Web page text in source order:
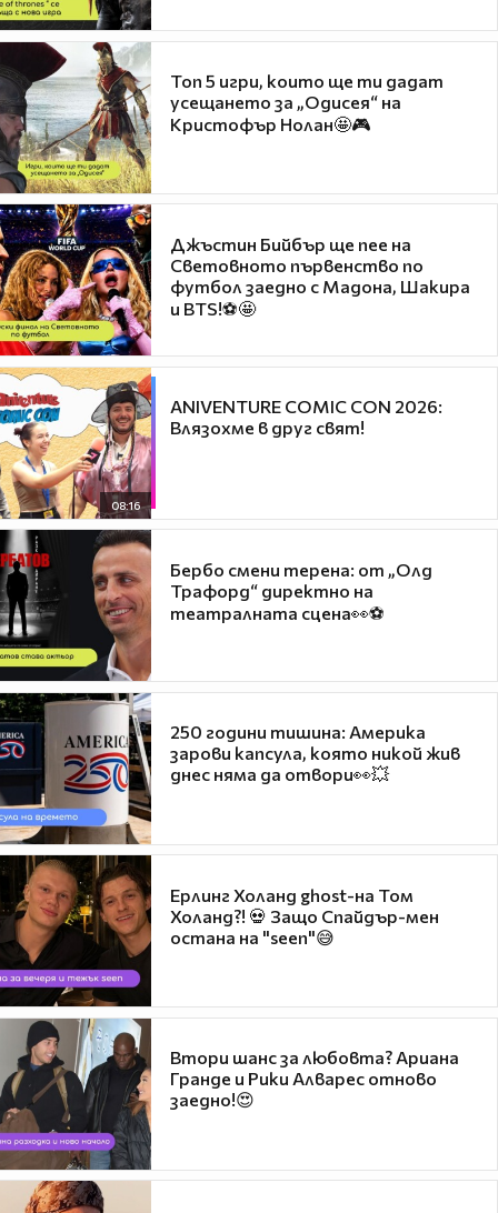
Топ 5 игри, които ще ти дадат
усещането за „Одисея“ на
Кристофър Нолан🤩🎮
Джъстин Бийбър ще пее на
Световното първенство по
футбол заедно с Мадона, Шакира
и BTS!⚽🤩
08:16
ANIVENTURE COMIC CON 2026:
Влязохме в друг свят!
Бербо смени терена: от „Олд
Трафорд“ директно на
театралната сцена👀⚽
250 години тишина: Америка
зарови капсула, която никой жив
днес няма да отвори👀💥
Ерлинг Холанд ghost-на Том
Холанд?! 💀 Защо Спайдър-мен
остана на "seen"😅
Втори шанс за любовта? Ариана
Гранде и Рики Алварес отново
заедно!😍